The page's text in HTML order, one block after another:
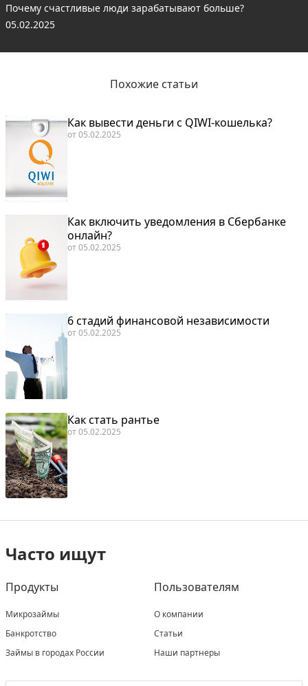
Почему счастливые люди зарабатывают больше?
05.02.2025
Похожие статьи
Как вывести деньги с QIWI-кошелька?
от05.02.2025
Как включить уведомления в Сбербанке
онлайн?
от05.02.2025
6 стадий финансовой независимости
от05.02.2025
Как стать рантье
от05.02.2025
Часто ищут
Продукты
Микрозаймы
Банкротство
Займы в городах России
Пользователям
О компании
Статьи
Наши партнеры